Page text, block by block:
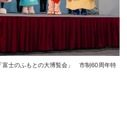
士のふもとの大博覧会」 市制60周年特